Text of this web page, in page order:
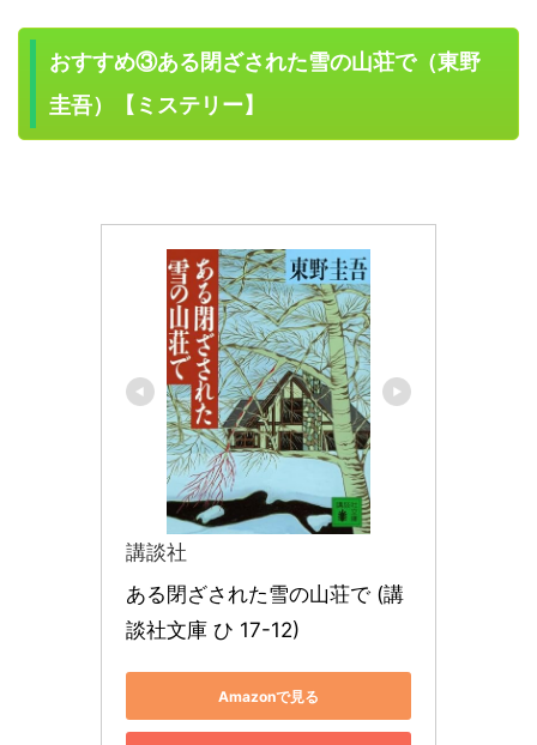
おすすめ③ある閉ざされた雪の山荘で（東野
圭吾）【ミステリー】
講談社
ある閉ざされた雪の山荘で (講
談社文庫 ひ 17-12)
Amazonで見る